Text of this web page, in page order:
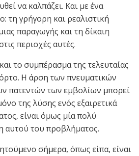
να καλπάζει. Kαι με ένα
τη γρήγορη και ρεαλιστική
παραγωγής και τη δίκαιη
περιοχές αυτές.
το συμπέρασμα της τελευταίας
Η άρση των πνευματικών
πατεντών των εμβολίων μπορεί
της λύσης ενός εξαιρετικά
είναι όμως μία πολύ
αυτού του προβλήματος.
σήμερα, όπως είπα, είναι